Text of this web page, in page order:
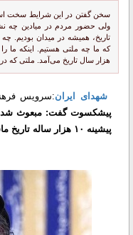
سخن گفتن در این شرایط سخت
تاریخ، همیشه در میدان بودیم.
هزار سال تاریخ می‌آمد. ملتی که
شهدای ایران:سرویس
پیشکسوت گفت: مبعوث شدن
پیشینه ۱۰ هزار ساله تاریخ ماست.